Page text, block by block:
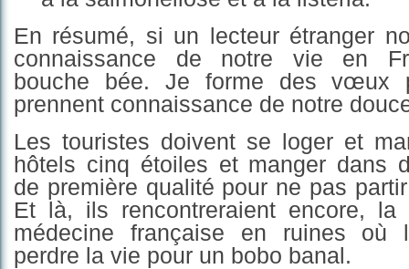
En résumé, si un lecteur étranger
connaissance de notre vie en
bouche bée. Je forme des vœux
prennent connaissance de notre
Les touristes doivent se loger et
hôtels cinq étoiles et manger dans
de première qualité pour ne pas
Et là, ils rencontreraient encore, la
médecine française en ruines où
perdre la vie pour un bobo banal.